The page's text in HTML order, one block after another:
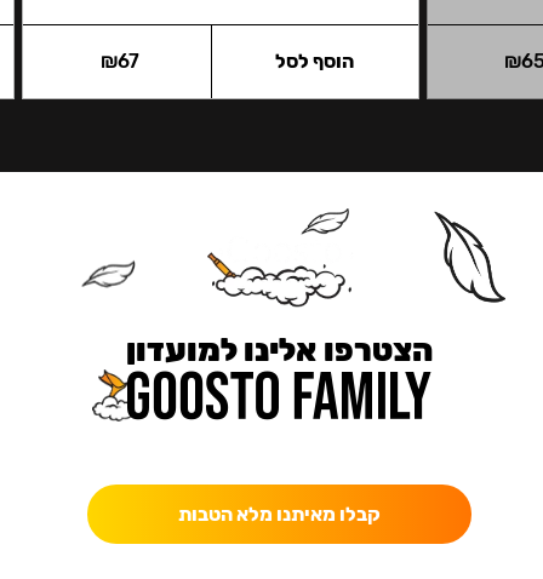
₪
₪67 הוסף לסל
הצטרפו אלינו למועדון
קבלו מאיתנו מלא הטבות